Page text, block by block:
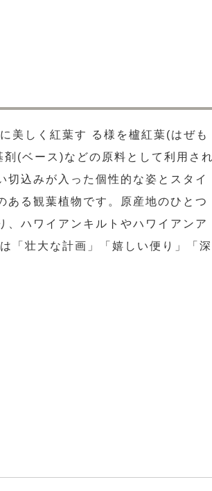
美しく紅葉す る様を櫨紅葉(はぜも
(ベース)などの原料として利用され
込みが入った個性的な姿とスタイ
ある観葉植物です。原産地のひとつ
、ハワイアンキルトやハワイアンア
「壮大な計画」「嬉しい便り」「深